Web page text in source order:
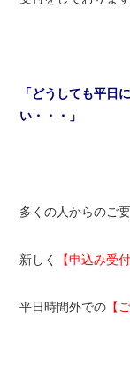
「どうしても平日
い・・・」
多くの人からのご
新しく 【申込み受
平日時間外での 【